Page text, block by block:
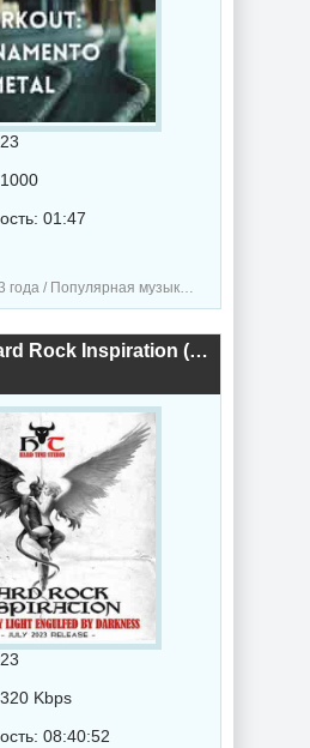
01:47
/ Рок - альтернативная музыка / Метал музыка / Сборник музыка
Hard Time: Hard Rock Inspiration (2023) торрент
Kbps
08:40:52